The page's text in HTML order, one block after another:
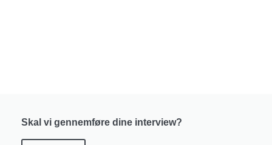
Skal vi gennemføre dine interview?